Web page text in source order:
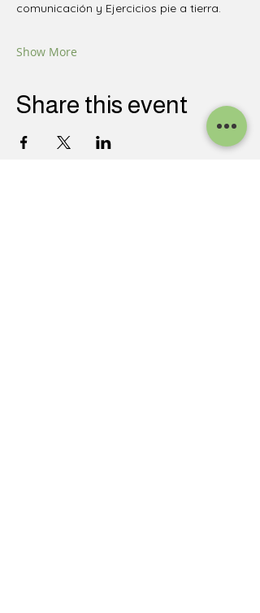
comunicación y Ejercicios pie a tierra.
Show More
Share this event